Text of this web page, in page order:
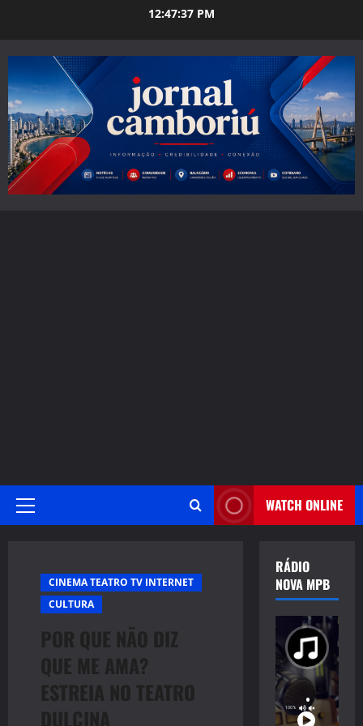
12:47:38 PM
Primary
WATCH ONLINE
CINEMA TEATRO TV INTERNET
CULTURA
POR QUE NÃO DIZ
QUE ME AMA?
ESTREIA NO TEATRO
DULCINA
RÁDIO
NOVA MPB